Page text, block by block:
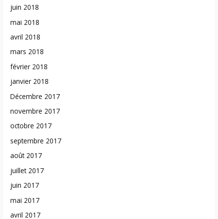
juin 2018
mai 2018
avril 2018
mars 2018
février 2018
janvier 2018
Décembre 2017
novembre 2017
octobre 2017
septembre 2017
août 2017
juillet 2017
juin 2017
mai 2017
avril 2017